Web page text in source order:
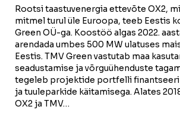
Rootsi taastuvenergia ettevõte OX2,
mitmel turul üle Euroopa, teeb Eestis
Green OÜ-ga. Koostöö algas 2022.
arendada umbes 500 MW ulatuses
Eestis. TMV Green vastutab maa
seadustamise ja võrguühenduste
tegeleb projektide portfelli
ja tuuleparkide käitamisega. Alates
OX2 ja TMV…